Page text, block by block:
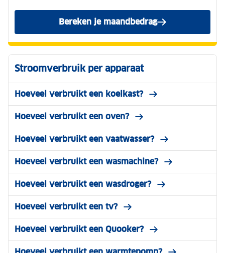
Bereken je maandbedrag
Stroomverbruik per apparaat
Hoeveel verbruikt een koelkast?
Hoeveel verbruikt een oven?
Hoeveel verbruikt een vaatwasser?
Hoeveel verbruikt een wasmachine?
Hoeveel verbruikt een wasdroger?
Hoeveel verbruikt een tv?
Hoeveel verbruikt een Quooker?